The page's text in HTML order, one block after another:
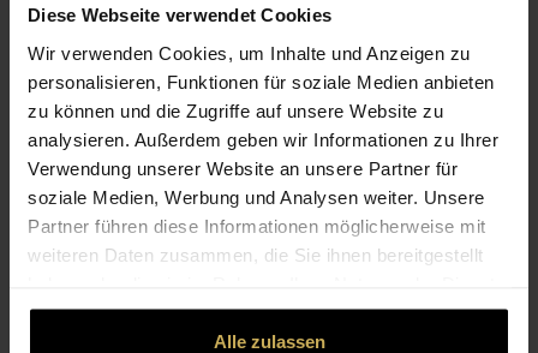
Diese Webseite verwendet Cookies
Wir verwenden Cookies, um Inhalte und Anzeigen zu
personalisieren, Funktionen für soziale Medien anbieten
zu können und die Zugriffe auf unsere Website zu
analysieren. Außerdem geben wir Informationen zu Ihrer
Verwendung unserer Website an unsere Partner für
soziale Medien, Werbung und Analysen weiter. Unsere
Partner führen diese Informationen möglicherweise mit
weiteren Daten zusammen, die Sie ihnen bereitgestellt
gesammelt haben.
Alle zulassen
KONTAKT
blumen hager
Hager, Wilbert
Kuhlendahler Str. 6
42553 Velbert
02053-800 00
wilbert.hager@uvb-velbert.de